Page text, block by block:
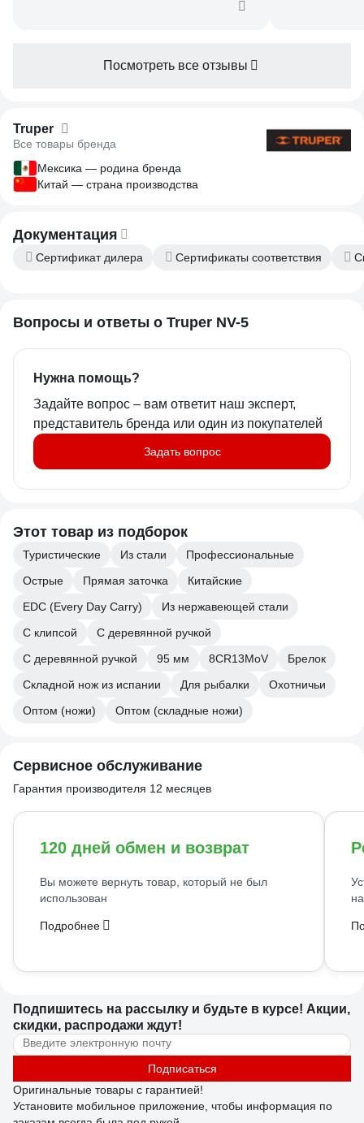
не смотря на небольшой люфт.
Посмотреть все отзывы
Truper
Все товары бренда
Мексика — родина бренда
Китай — страна производства
Документация
Сертификат дилера Сертификаты соответствия
Вопросы и ответы о Truper NV-5
Нужна помощь?
Задайте вопрос – вам ответит наш эксперт,
представитель бренда или один из покупателей
Задать вопрос
Этот товар из подборок
Туристические Из стали
Профессиональные
Острые
Прямая заточка
Китайские
EDC (Every Day Carry)
Из нержавеющей стали
C клипсой
C деревянной ручкой
С деревянной ручкой
95 мм 8CR13MoV
Брелок
Складной нож из испании
Для рыбалки
Охотничьи
Оптом (ножи)
Оптом (складные ножи)
Сервисное обслуживание
Гарантия производителя 12 месяцев
120 дней обмен и возврат
Вы можете вернуть товар, который не был
использован
Подробнее
Подпишитесь на рассылку и будьте в курсе! Акции,
скидки, распродажи ждут!
Подписаться
Оригинальные товары с гарантией!
Установите мобильное приложение, чтобы информация по